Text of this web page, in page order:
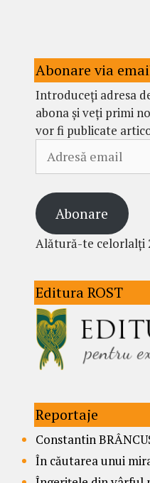
Abonare via
Introduceți adresa
abona și veți primi
vor fi publicate
email
Abonare
Alătură-te celorlalți
Editura ROST
Reportaje
Constantin
În căutarea unui